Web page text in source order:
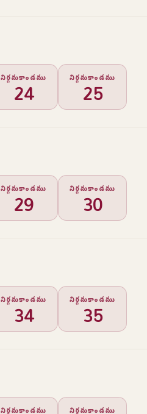
నిర్గమకాండము
24 నిర్గమకాండము
25
నిర్గమకాండము
29 నిర్గమకాండము
30
నిర్గమకాండము
34 నిర్గమకాండము
35
నిర్గమకాండము నిర్గమకాండము